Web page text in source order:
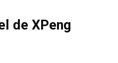
de XPeng